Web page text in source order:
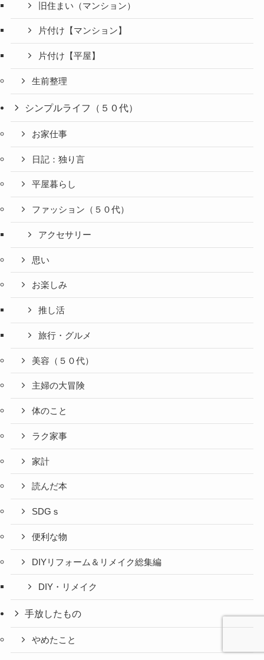
旧住まい（マンション）
片付け【マンション】
片付け【平屋】
生前整理
シンプルライフ（５０代）
お家仕事
日記：独り言
平屋暮らし
ファッション（５０代）
アクセサリー
思い
お楽しみ
推し活
旅行・グルメ
美容（５０代）
主婦の大冒険
体のこと
ラク家事
家計
読んだ本
SDGｓ
便利な物
DIYリフォーム＆リメイク総集編
DIY・リメイク
手放したもの
やめたこと